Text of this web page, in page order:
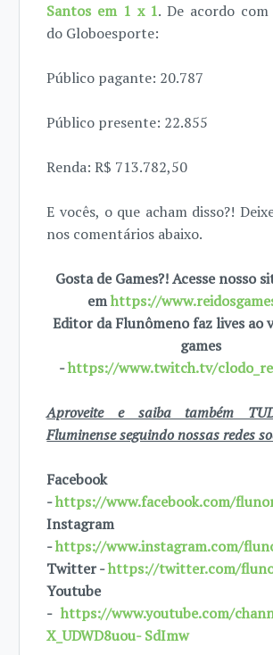
Santos em 1 x 1. De acordo
do Globoesporte:
Público pagante: 20.787
Público presente: 22.855
Renda: R$ 713.782,50
E vocês, o que acham disso?!
nos comentários abaixo.
Gosta de Games?! Acesse nosso
emhttps://
Editor da Flunômeno faz lives ao
games
-https://www.twitch.tv/
Aproveite e saiba também
Fluminense seguindo nossas redes
Facebook
-https://www.facebook.com/
Instagram
-https://www.instagram.com/
Twitter -https://twitter.com/
Youtube
-https://www.youtube.com/
X_UDWD8uou- SdImw